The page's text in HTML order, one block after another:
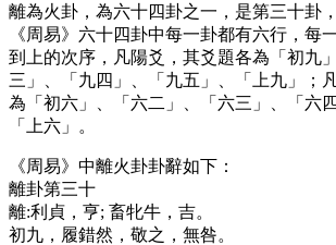
離為火卦，為六十四卦之一，是第三十卦
《周易》六十四卦中每一卦都有六行，每
到上的次序，凡陽爻，其爻題各為「初九
三」、「九四」、「九五」、「上九」；
為「初六」、「六二」、「六三」、「六
「上六」。
《周易》中離火卦卦辭如下：
離卦第三十
離:利貞，亨; 畜牝牛，吉。
初九，履錯然，敬之，無咎。